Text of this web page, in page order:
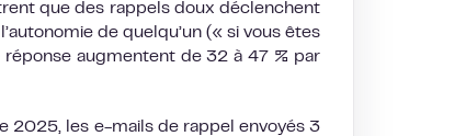
que des rappels doux déclenchent
de quelqu’un (« si vous êtes
augmentent de 32 à 47 % par
2025, les e-mails de rappel envoyés 3